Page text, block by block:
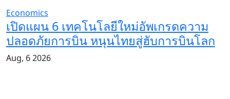
Economics
เปิดแผน 6 เทคโนโลยีใหม่อัพเกรดความ
ปลอดภัยการบิน หนุนไทยสู่ฮับการบินโลก
Aug, 6 2026